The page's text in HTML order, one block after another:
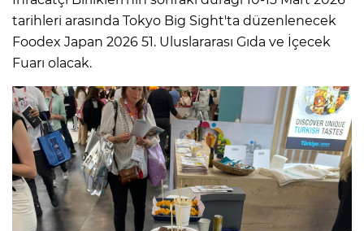
tarihleri arasında Tokyo Big Sight'ta düzenlenecek
Foodex Japan 2026 51. Uluslararası Gıda ve İçecek
Fuarı olacak.